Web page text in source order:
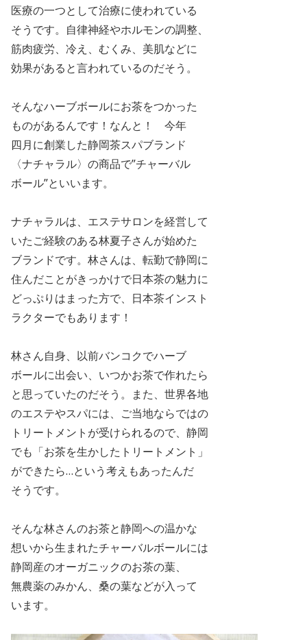
医療の一つとして治療に使われている
そうです。自律神経やホルモンの調整、
筋肉疲労、冷え、むくみ、美肌などに
効果があると言われているのだそう。
そんなハーブボールにお茶をつかった
ものがあるんです！なんと！ 今年
四月に創業した静岡茶スパブランド
〈ナチャラル〉の商品で”チャーバル
ボール”といいます。
ナチャラルは、エステサロンを経営して
いたご経験のある林夏子さんが始めた
ブランドです。林さんは、転勤で静岡に
住んだことがきっかけで日本茶の魅力に
どっぷりはまった方で、日本茶インスト
ラクターでもあります！
林さん自身、以前バンコクでハーブ
ボールに出会い、いつかお茶で作れたら
と思っていたのだそう。また、世界各地
のエステやスパには、ご当地ならではの
トリートメントが受けられるので、静岡
でも「お茶を生かしたトリートメント」
ができたら…という考えもあったんだ
そうです。
そんな林さんのお茶と静岡への温かな
想いから生まれたチャーバルボールには
静岡産のオーガニックのお茶の葉、
無農薬のみかん、桑の葉などが入って
います。